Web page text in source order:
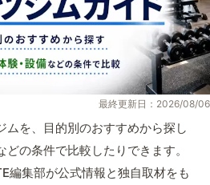
最終更新日：2026/08/06
ムを、目的別のおすすめから探し
の条件で比較したりできます。
編集部が公式情報と独自取材をも